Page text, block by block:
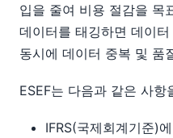
입을 줄여 비용 절감을 목
데이터를 태깅하면 데이
동시에 데이터 중복 및 품
ESEF는 다음과 같은 사항
IFRS(국제회계기준)